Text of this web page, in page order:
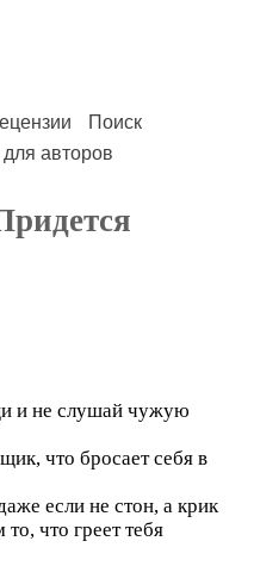
Поиск
авторов
и не слушай чужую
что бросает себя в
если не стон, а крик
что греет тебя